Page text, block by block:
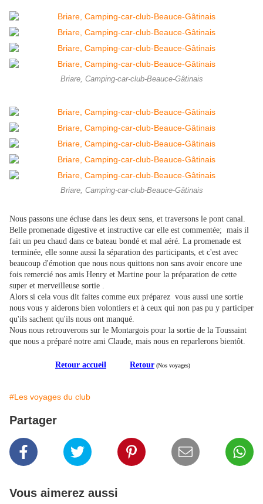
Briare, Camping-car-club-Beauce-Gâtinais
Briare, Camping-car-club-Beauce-Gâtinais
Nous passons une écluse dans les deux sens, et traversons le pont canal.
Belle promenade digestive et instructive car elle est commentée; mais il
fait un peu chaud dans ce bateau bondé et mal aéré. La promenade est
terminée, elle sonne aussi la séparation des participants, et c'est avec
beaucoup d'émotion que nous nous quittons non sans avoir encore une
fois remercié nos amis Henry et Martine pour la préparation de cette
super et merveilleuse sortie .
Alors si cela vous dit faites comme eux préparez vous aussi une sortie
nous vous y aiderons bien volontiers et à ceux qui non pas pu y participer
qu'ils sachent qu'ils nous ont manqué.
Nous nous retrouverons sur le Montargois pour la sortie de la Toussaint
que nous a préparé notre ami Claude, mais nous en reparlerons bientôt.
Retour accueil Retour (Nos voyages)
#Les voyages du club
Partager
Vous aimerez aussi